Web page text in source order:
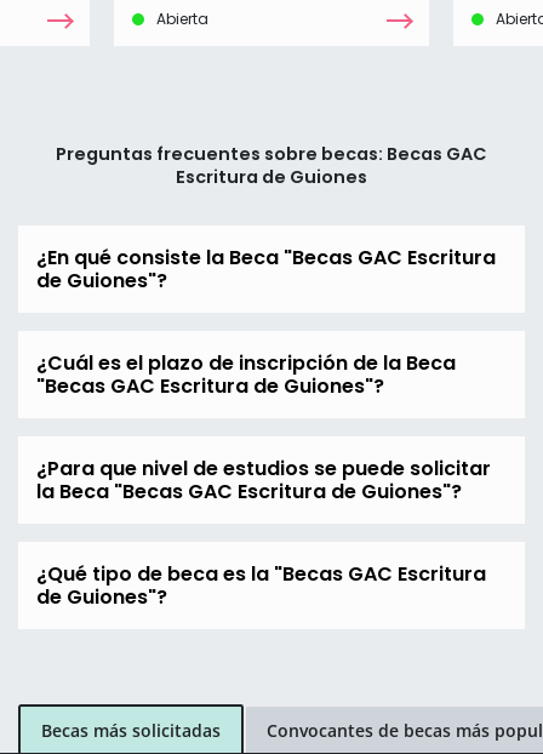
Abierta
Preguntas frecuentes sobre becas: Becas GAC
Escritura de Guiones
¿En qué consiste la Beca "Becas GAC Escritura
de Guiones"?
¿Cuál es el plazo de inscripción de la Beca
"Becas GAC Escritura de Guiones"?
¿Para que nivel de estudios se puede solicitar
la Beca "Becas GAC Escritura de Guiones"?
¿Qué tipo de beca es la "Becas GAC Escritura
de Guiones"?
Becas más solicitadas Convocantes de becas más